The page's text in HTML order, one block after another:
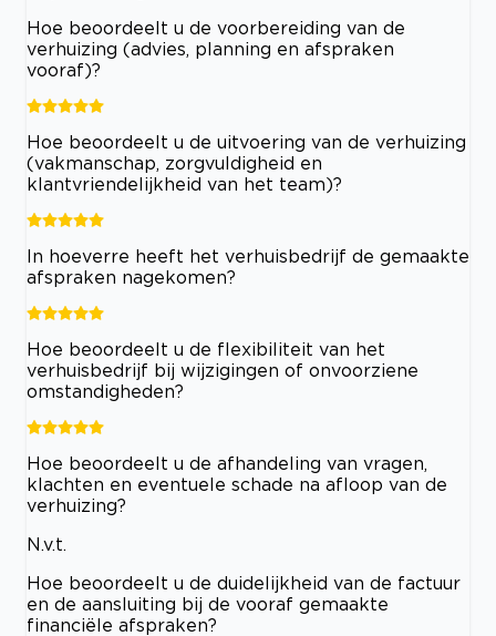
Hoe beoordeelt u de voorbereiding van de
verhuizing (advies, planning en afspraken
vooraf)?
Hoe beoordeelt u de uitvoering van de verhuizing
(vakmanschap, zorgvuldigheid en
klantvriendelijkheid van het team)?
In hoeverre heeft het verhuisbedrijf de gemaakte
afspraken nagekomen?
Hoe beoordeelt u de flexibiliteit van het
verhuisbedrijf bij wijzigingen of onvoorziene
omstandigheden?
Hoe beoordeelt u de afhandeling van vragen,
klachten en eventuele schade na afloop van de
verhuizing?
N.v.t.
Hoe beoordeelt u de duidelijkheid van de factuur
en de aansluiting bij de vooraf gemaakte
financiële afspraken?